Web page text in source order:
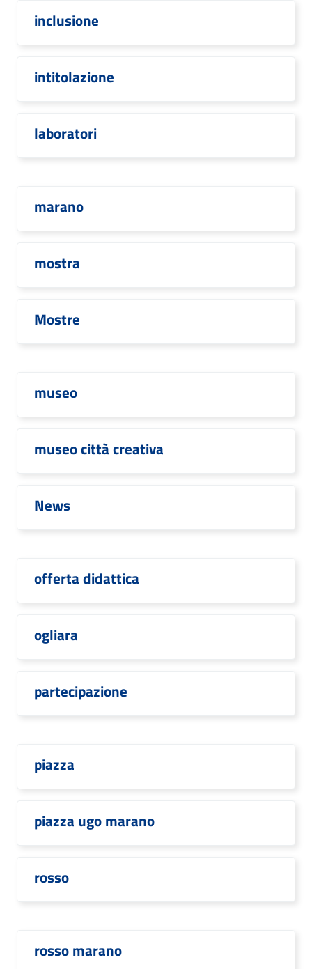
inclusione
intitolazione
laboratori
marano
mostra
Mostre
museo
museo città creativa
News
offerta didattica
ogliara
partecipazione
piazza
piazza ugo marano
rosso
rosso marano